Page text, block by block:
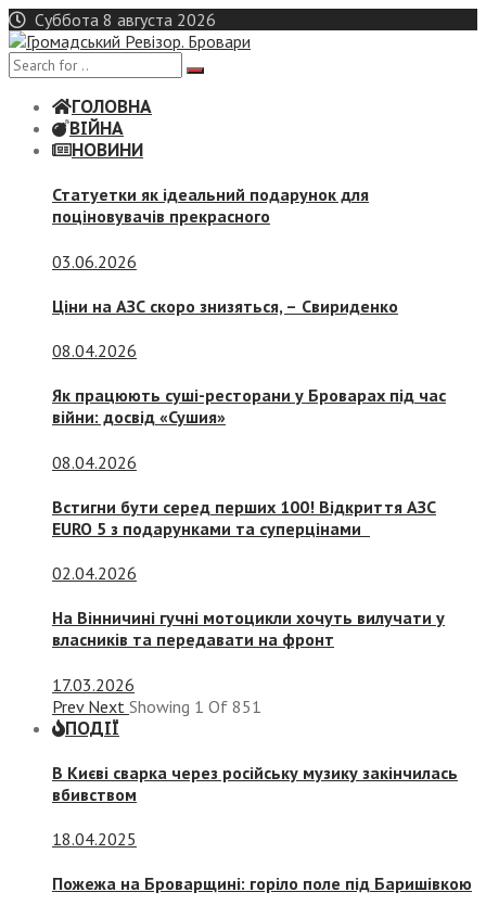
Skip
to
content
Суббота 8 августа 2026
ГОЛОВНА
ВІЙНА
НОВИНИ
Статуетки як ідеальний подарунок для
поціновувачів прекрасного
03.06.2026
Ціни на АЗС скоро знизяться, – Свириденко
08.04.2026
Як працюють суші-ресторани у Броварах під час
війни: досвід «Сушия»
08.04.2026
Встигни бути серед перших 100! Відкриття АЗС
EURO 5 з подарунками та суперцінами
02.04.2026
На Вінничині гучні мотоцикли хочуть вилучати у
власників та передавати на фронт
17.03.2026
Prev Next Showing 1 Of 851
ПОДІЇ
В Києві сварка через російську музику закінчилась
вбивством
18.04.2025
Пожежа на Броварщині: горіло поле під Баришівкою